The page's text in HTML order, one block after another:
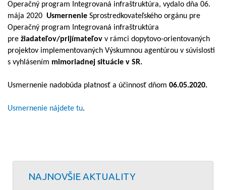
Operačný program Integrovaná infraštruktúra, vydalo dňa 06.
mája 2020 Usmernenie Sprostredkovateľského orgánu pre
Operačný program Integrovaná infraštruktúra
pre žiadateľov/prijímateľov v rámci dopytovo-orientovaných
projektov implementovaných Výskumnou agentúrou v súvislosti
s vyhlásením mimoriadnej situácie v SR.
Usmernenie nadobúda platnosť a účinnosť dňom 06.05.2020.
Usmernenie nájdete tu.
NAJNOVŠIE AKTUALITY